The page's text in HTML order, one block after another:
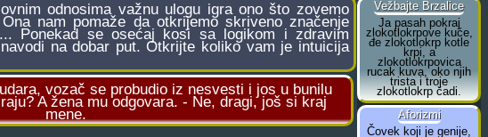
odnosima važnu ulogu igra ono što zovemo
nam pomaže da otkrijemo skriveno značenje
Ponekad se osećaj kosi sa logikom i zdravim
na dobar put. Otkrijte koliko vam je intuicija
vozač se probudio iz nesvesti i jos u bunilu
A žena mu odgovara. - Ne, dragi, još si kraj
mene.